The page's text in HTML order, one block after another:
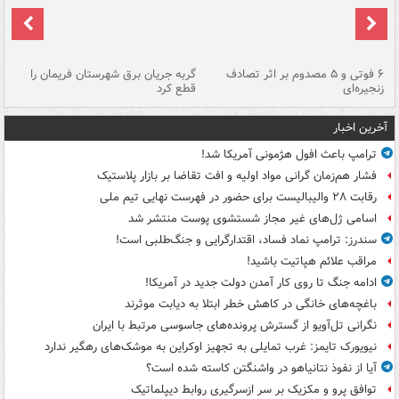
۶ فوتی و ۵ مصدوم بر اثر تصادف
زنجیره‌ای
گربه جریان برق شهرستان فریمان را
قطع کرد
آخرین اخبار
ترامپ باعث افول هژمونی آمریکا شد!
فشار هم‌زمان گرانی مواد اولیه و افت تقاضا بر بازار پلاستیک
رقابت ۲۸ والیبالیست برای حضور در فهرست نهایی تیم ملی
اسامی ژل‌های غیر مجاز شستشوی پوست منتشر شد
سندرز: ترامپ نماد فساد، اقتدارگرایی و جنگ‌طلبی است!
مراقب علائم هپاتیت باشید!
ادامه جنگ تا روی کار آمدن دولت جدید در آمریکا!
باغچه‌های خانگی در کاهش خطر ابتلا به دیابت موثرند
نگرانی تل‌آویو از گسترش پرونده‌های جاسوسی مرتبط با ایران
نیویورک تایمز: غرب تمایلی به تجهیز اوکراین به موشک‌های رهگیر ندارد
آیا از نفوذ نتانیاهو در واشنگتن کاسته شده است؟
توافق پرو و مکزیک بر سر ازسرگیری روابط دیپلماتیک